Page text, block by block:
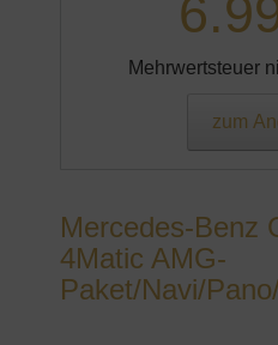
Mehrwertsteuer
zum
Mercedes-Benz
4Matic AMG-
Paket/Navi/